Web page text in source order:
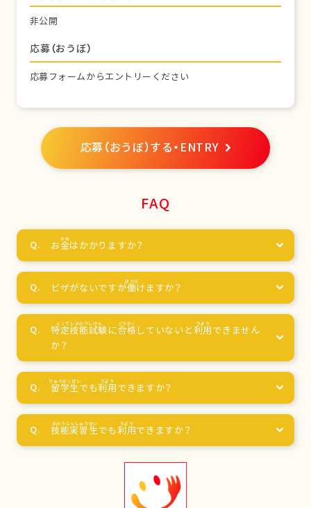
非公開
応募（おうぼ）
応募フォームからエントリーください
応募（おうぼ）する・ENTRY
FAQ
お金はかかりますか？
ビザがないですが働けますか？
特定技能試験に合格 していないと利用 できません
か？
留学生でも利用 できますか？
技能実習生でも利用できますか？